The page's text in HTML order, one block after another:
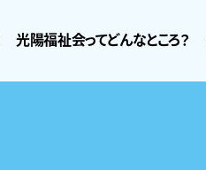
光陽福祉会ってどんなところ？